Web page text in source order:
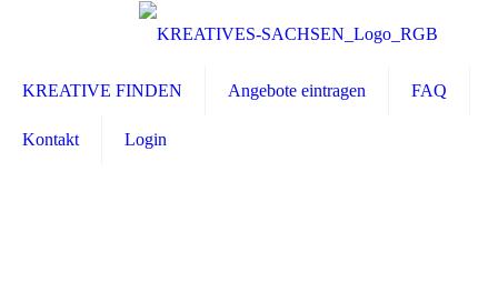
KREATIVE FINDEN Angebote eintragen FAQ
Kontakt Login